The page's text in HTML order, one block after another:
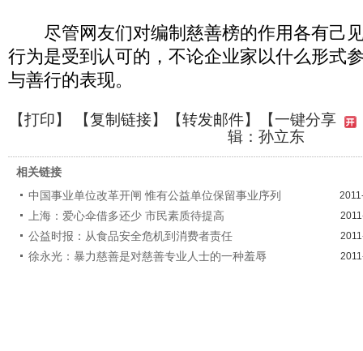
尽管网友们对编制慈善榜的作用各有己
行为是受到认可的，不论企业家以什么形式
与善行的表现。
【打印】 【复制链接】【转发邮件】
【一键分享
辑：孙立东
相关链接
中国事业单位改革开闸 惟有公益单位保留事业序列
上海：爱心伞借多还少 市民素质待提高
公益时报：从食品安全危机到消费者责任
徐永光：暴力慈善是对慈善专业人士的一种羞辱